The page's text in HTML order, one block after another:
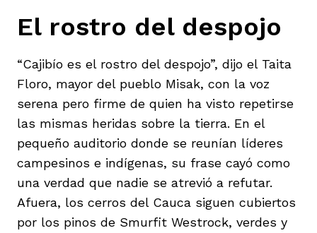
El rostro del despojo
“Cajibío es el rostro del despojo”, dijo el Taita
Floro, mayor del pueblo Misak, con la voz
serena pero firme de quien ha visto repetirse
las mismas heridas sobre la tierra. En el
pequeño auditorio donde se reunían líderes
campesinos e indígenas, su frase cayó como
una verdad que nadie se atrevió a refutar.
Afuera, los cerros del Cauca siguen cubiertos
por los pinos de Smurfit Westrock, verdes y